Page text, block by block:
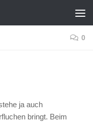
0
ja auch
bringt. Beim